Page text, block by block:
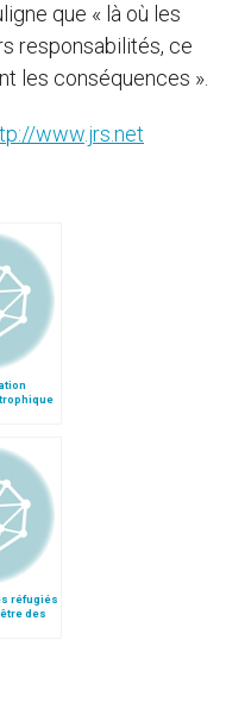
que « là où les
responsabilités, ce
les conséquences ».
www.jrs.net
réfugiés
des